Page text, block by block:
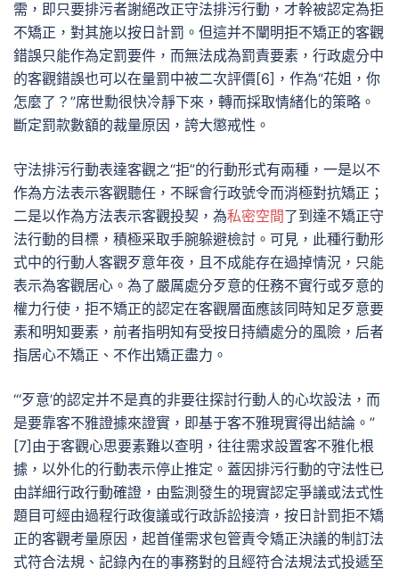
需，即只要排污者謝絕改正守法排污行動，才幹被認定為拒
不矯正，對其施以按日計罰。但這并不闡明拒不矯正的客觀
錯誤只能作為定罰要件，而無法成為罰責要素，行政處分中
的客觀錯誤也可以在量罰中被二次評價[6]，作為“花姐，你
怎麼了？”席世勳很快冷靜下來，轉而採取情緒化的策略。
斷定罰款數額的裁量原因，誇大懲戒性。
守法排污行動表達客觀之“拒”的行動形式有兩種，一是以不
作為方法表示客觀聽任，不睬會行政號令而消極對抗矯正；
二是以作為方法表示客觀投契，為私密空間了到達不矯正守
法行動的目標，積極采取手腕躲避檢討。可見，此種行動形
式中的行動人客觀歹意年夜，且不成能存在過掉情況，只能
表示為客觀居心。為了嚴厲處分歹意的任務不實行或歹意的
權力行使，拒不矯正的認定在客觀層面應該同時知足歹意要
素和明知要素，前者指明知有受按日持續處分的風險，后者
指居心不矯正、不作出矯正盡力。
“‘歹意’的認定并不是真的非要往探討行動人的心坎設法，而
是要靠客不雅證據來證實，即基于客不雅現實得出結論。”
[7]由于客觀心思要素難以查明，往往需求設置客不雅化根
據，以外化的行動表示停止推定。蓋因排污行動的守法性已
由詳細行政行動確證，由監測發生的現實認定爭議或法式性
題目可經由過程行政復議或行政訴訟接濟，按日計罰拒不矯
正的客觀考量原因，起首僅需求包管責令矯正決議的制訂法
式符合法規、記錄內在的事務對的且經符合法規法式投遞至